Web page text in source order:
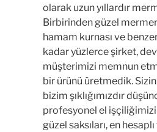
olarak uzun yıllardır
Birbirinden güzel
hamam kurnası ve
kadar yüzlerce şirket,
müşterimizi memnun
bir ürünü üretmedik. Sizin
bizim şıklığımızdır
profesyonel el
güzel saksıları, en